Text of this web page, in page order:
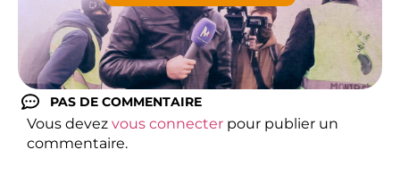
PAS DE COMMENTAIRE
Vous devez vous connecter pour publier un
commentaire.